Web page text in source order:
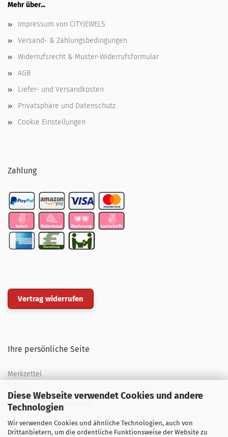
Diese Webseite verwendet Cookies und andere
Technologien
Wir verwenden Cookies und ähnliche Technologien, auch von
Drittanbietern, um die ordentliche Funktionsweise der Website zu
Mehr über...
Impressum von CITYJEWELS
Versand- & Zahlungsbedingungen
Widerrufsrecht & Muster-Widerrufsformular
AGB
Liefer- und Versandkosten
Privatsphäre und Datenschutz
Cookie Einstellungen
Zahlung
Vertrag widerrufen
Ihre persönliche Seite
Merkzettel
Weitere Informationen
Über uns